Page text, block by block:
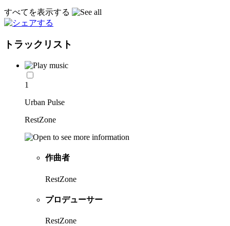
すべてを表示する
トラックリスト
1
Urban Pulse
RestZone
作曲者
RestZone
プロデューサー
RestZone